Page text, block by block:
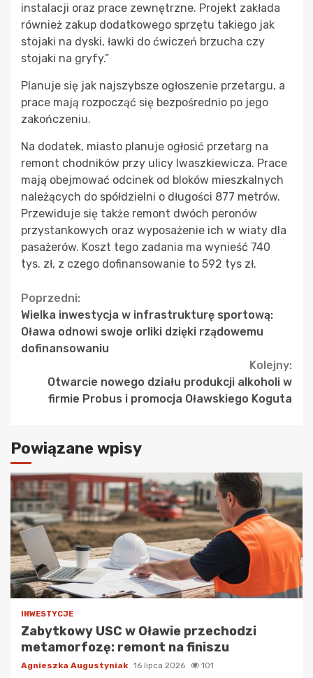
instalacji oraz prace zewnętrzne. Projekt zakłada
również zakup dodatkowego sprzętu takiego jak
stojaki na dyski, ławki do ćwiczeń brzucha czy
stojaki na gryfy.”
Planuje się jak najszybsze ogłoszenie przetargu, a
prace mają rozpocząć się bezpośrednio po jego
zakończeniu.
Na dodatek, miasto planuje ogłosić przetarg na
remont chodników przy ulicy Iwaszkiewicza. Prace
mają obejmować odcinek od bloków mieszkalnych
należących do spółdzielni o długości 877 metrów.
Przewiduje się także remont dwóch peronów
przystankowych oraz wyposażenie ich w wiaty dla
pasażerów. Koszt tego zadania ma wynieść 740
tys. zł, z czego dofinansowanie to 592 tys zł.
Continue
Reading
Poprzedni:
Wielka inwestycja w infrastrukturę sportową:
Oława odnowi swoje orliki dzięki rządowemu
dofinansowaniu
Kolejny:
Otwarcie nowego działu produkcji alkoholi w
firmie Probus i promocja Oławskiego Koguta
Powiązane wpisy
INWESTYCJE
Zabytkowy USC w Oławie przechodzi
metamorfozę: remont na finiszu
Agnieszka Augustyniak 16 lipca 2026 101